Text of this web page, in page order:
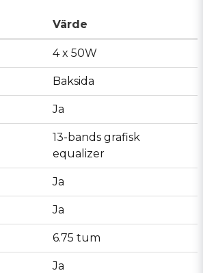
Värde
4 x 50W
Baksida
Ja
13-bands grafisk
equalizer
Ja
Ja
6.75 tum
Ja